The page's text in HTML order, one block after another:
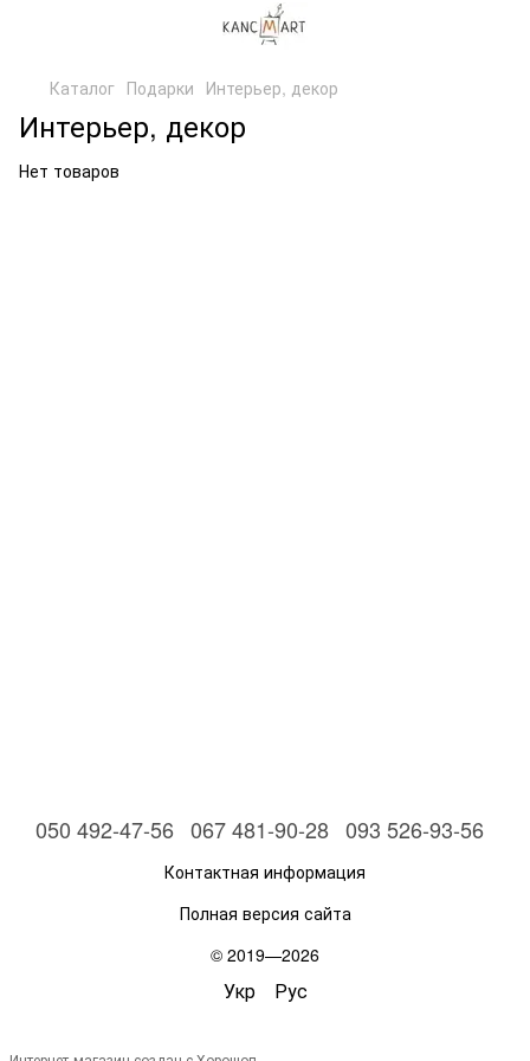
Каталог Подарки Интерьер, декор
Интерьер, декор
Нет товаров
050 492-47-56 067 481-90-28 093 526-93-56
Контактная информация
Полная версия сайта
© 2019—2026
Укр Рус